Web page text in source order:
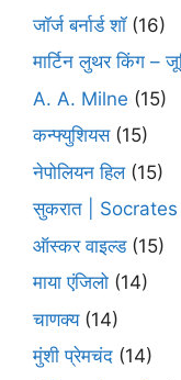
जॉर्ज बर्नार्ड शॉ(16)
मार्टिन लुथर किंग –
A. A. Milne (15)
कन्फ्युशियस(15)
नेपोलियन हिल(15)
सुकरात | Socrates
ऑस्कर वाइल्ड(15)
माया एंजिलो (14)
चाणक्य(14)
मुंशी प्रेमचंद (14)